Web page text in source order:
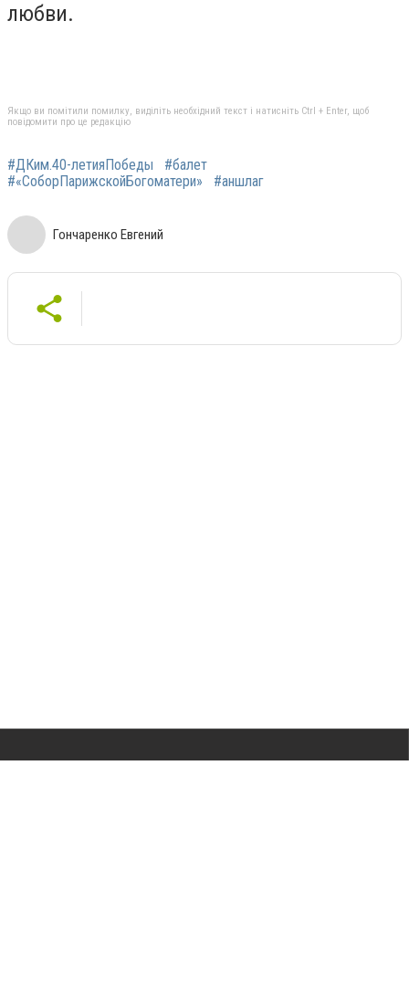
любви.
Якщо ви помітили помилку, виділіть необхідний текст і натисніть Ctrl + Enter, щоб
повідомити про це редакцію
#ДКим.40-летияПобеды
#балет
#«СоборПарижскойБогоматери»
#аншлаг
Гончаренко Евгений